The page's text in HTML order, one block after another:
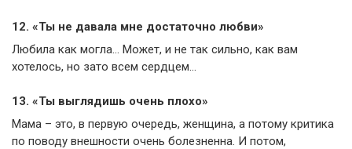
12. «Ты не давала мне достаточно любви»
Любила как могла… Может, и не так сильно, как вам
хотелось, но зато всем сердцем…
13. «Ты выглядишь очень плохо»
Мама – это, в первую очередь, женщина, а потому критика
по поводу внешности очень болезненна. И потом,